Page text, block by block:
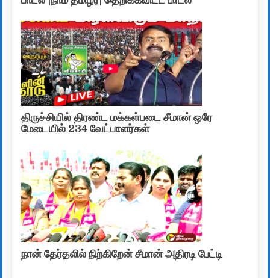
திருச்சியில் திரண்ட மக்கள்படை சீமான் ஒரே
மேடையில் 234 வேட்பாளர்கள்
நான் தேர்தலில் நிற்கிறேன் சீமான் அதிரடி பேட்டி